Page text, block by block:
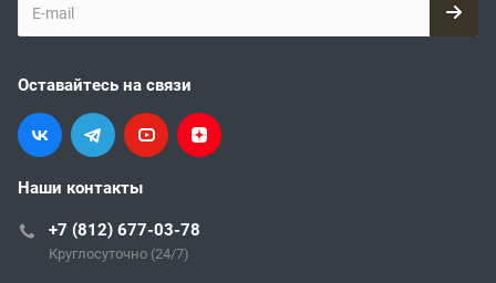
Оставайтесь на связи
Наши контакты
+7 (812) 677-03-78
Круглосуточно (24/7)